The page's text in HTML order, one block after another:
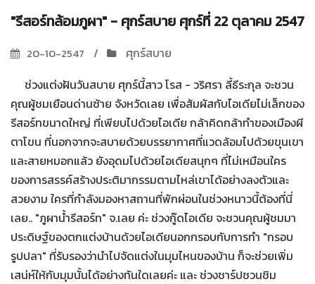
"รีสอร์ทล้อมภูผา" - ศุกร์สบาย ศุกร์ที่ 22 ตุลาคม 2547
20-10-2547
ศุกร์สบาย
ช่วงแต่งฝันวันสบาย ศุกร์นี้สาว โรส - วริศรา ลี้ธีระกุล จะชวน
คุณผู้ชมเยือนด่านซ้าย จังหวัดเลย เพื่อสัมผัสกับไอเดียไม่เล็กของ
รีสอร์ทขนาดใหญ่ ที่เพียบไปด้วยไอเดีย กล้าคิดกล้าทำของเมืองผี
ตาโขน ที่นอกจากจะสบายด้วยบรรยากาศที่แวดล้อมไปด้วยขุนเขา
และสายหมอกแล้ว ยังอุดมไปด้วยไอเดียสนุกๆ ที่ไม่เหมือนใคร
ของการสรรค์สร้างประติมากรรมตามไหล่เขาได้อย่างลงตัวและ
สวยงาม ใครที่กำลังมองหาสถานที่พักผ่อนในช่วงหนาวนี้ต้องที่นี่
เลย.. "ภูผาน้ำรีสอร์ท" จ.เลย ค่ะ ช่วงกู๊ดไอเดีย จะชวนคุณผู้ชมมา
ประดิษฐ์ของตกแต่งบ้านด้วยไอเดียนอกกรอบกับการทำ "กรอบ
รูปปลา" ที่รับรองว่านำไปจัดแต่งในมุมไหนของบ้าน ก็จะช่วยเพิ่ม
เสน่ห์ให้กับมุมนั้นได้อย่างทันใดเลยค่ะ และ ช่วงชาร์ปชวนชิม